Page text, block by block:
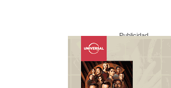
Publicidad